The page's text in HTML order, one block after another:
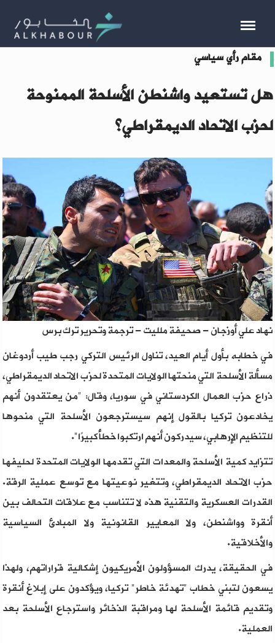
مقام رأي سياسي
هل تستعيد واشنطن الأسلحة الممنوحة
لحزب الاتحاد الديمقراطي؟
نهاد علي أوزجان - صحيفة ملليت - ترجمة وتحرير ترك برس
في خطابه بأول أيام العيد، تناول الرئيس التركي رجب طيب أردوغان
مسألة الأسلحة التي منحتها الولايات المتحدة لحزب الاتحاد الديمقراطي،
ذراع حزب العمال الكردستاني في سوريا، وقال: "من يعتقدون أنهم
يخادعون تركيا بالقول إنهم سيسترجعون الأسلحة التي منحوها
للتنظيم الإرهابي، سيدركون أنهم ارتكبوا خطأً كبيرًا".
تتزايد كمية الأسلحة والمعدات التي تقدمها الولايات المتحدة لحليفها
حزب الاتحاد الديمقراطي، وتتغير نوعيتها مع توسع عملية الرقة.
القدرات العسكرية والتقنية هذه لا تتناسب مع علاقات التحالف بين
أنقرة وواشنطن، ولا المعايير القانونية ولا المبادئ السياسية
والأخلاقية.
في الحقيقة، يدرك المسؤولون الأمريكيون إشكالية قراراتهم، ولهذا
يسعون لتبني خطاب "تهدئة خاطر" تركيا، ويؤكدون على إبلاغ أنقرة
وتقديم قائمة الأسلحة لها ومراقبة الذخائر واسترجاع الأسلحة بعد
العملية.